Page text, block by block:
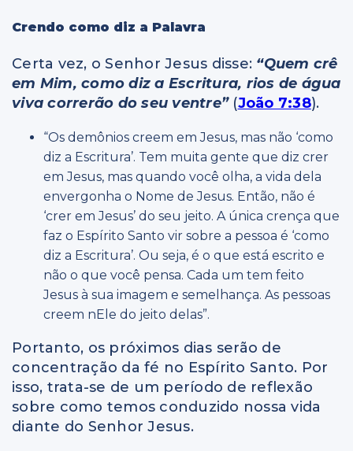
Crendo como diz a Palavra
Certa vez, o Senhor Jesus disse: “Quem crê
em Mim, como diz a Escritura, rios de água
viva correrão do seu ventre”(João 7:38).
“Os demônios creem em Jesus, mas não ‘como
diz a Escritura’. Tem muita gente que diz crer
em Jesus, mas quando você olha, a vida dela
envergonha o Nome de Jesus. Então, não é
‘crer em Jesus’ do seu jeito. A única crença que
faz o Espírito Santo vir sobre a pessoa é ‘como
diz a Escritura’. Ou seja, é o que está escrito e
não o que você pensa. Cada um tem feito
Jesus à sua imagem e semelhança. As pessoas
creem nEle do jeito delas”.
Portanto, os próximos dias serão de
concentração da fé no Espírito Santo. Por
isso, trata-se de um período de reflexão
sobre como temos conduzido nossa vida
diante do Senhor Jesus.